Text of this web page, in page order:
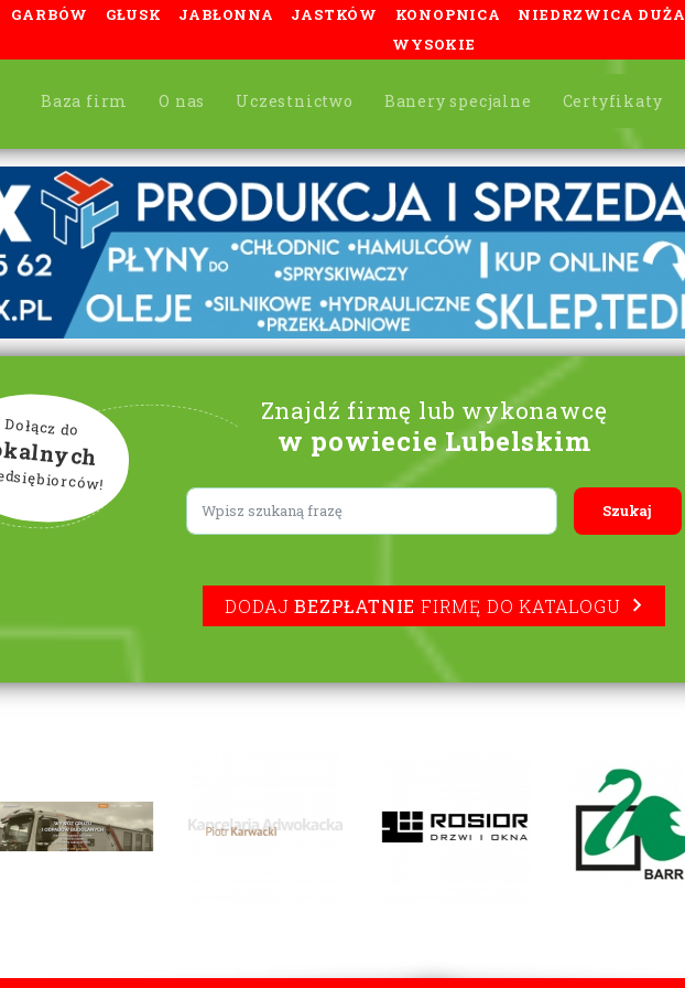
GARBÓW GŁUSK JABŁONNA JASTKÓW KONOPNICA NIEDRZWICA DUŻA
WYSOKIE
Baza firm O nas Uczestnictwo Banery specjalne Certyfikaty
Znajdź firmę lub wykonawcę
w powiecie Lubelskim
Dołącz do
Lorem ipsum
DODAJBEZPŁATNIE FIRMĘ DO KATALOGU